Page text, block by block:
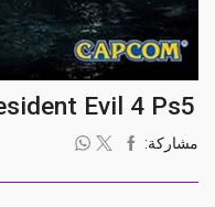
Evil 4 Ps5
مشاركة: